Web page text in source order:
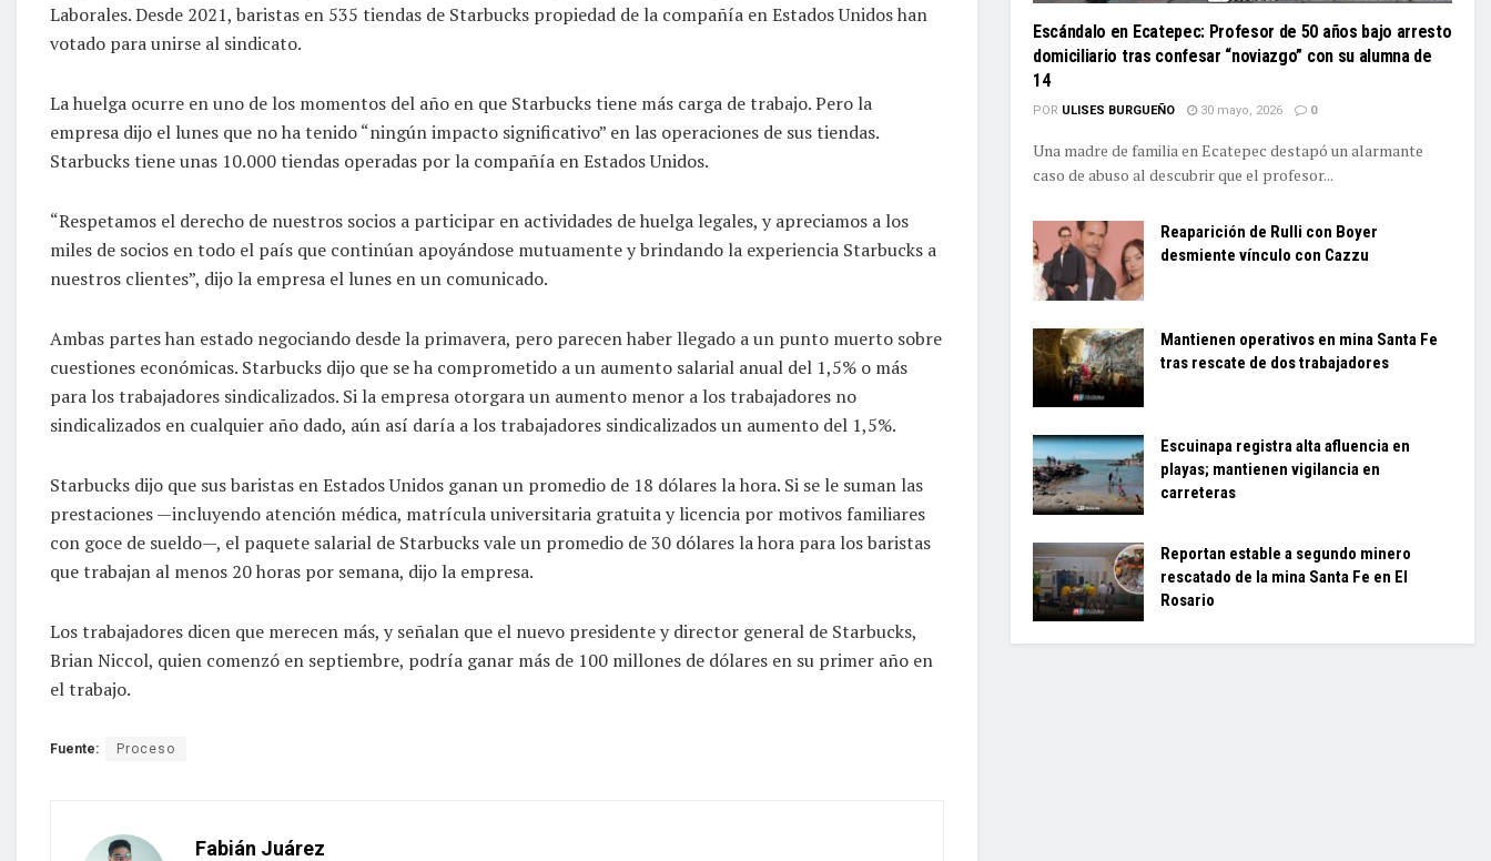
Laborales. Desde 2021, baristas en 535 tiendas de Starbucks propiedad de la compañía en Estados Unidos han
votado para unirse al sindicato.
La huelga ocurre en uno de los momentos del año en que Starbucks tiene más carga de trabajo. Pero la
empresa dijo el lunes que no ha tenido “ningún impacto significativo” en las operaciones de sus tiendas.
Starbucks tiene unas 10.000 tiendas operadas por la compañía en Estados Unidos.
“Respetamos el derecho de nuestros socios a participar en actividades de huelga legales, y apreciamos a los
miles de socios en todo el país que continúan apoyándose mutuamente y brindando la experiencia Starbucks a
nuestros clientes”, dijo la empresa el lunes en un comunicado.
Ambas partes han estado negociando desde la primavera, pero parecen haber llegado a un punto muerto sobre
cuestiones económicas. Starbucks dijo que se ha comprometido a un aumento salarial anual del 1,5% o más
para los trabajadores sindicalizados. Si la empresa otorgara un aumento menor a los trabajadores no
sindicalizados en cualquier año dado, aún así daría a los trabajadores sindicalizados un aumento del 1,5%.
Starbucks dijo que sus baristas en Estados Unidos ganan un promedio de 18 dólares la hora. Si se le suman las
prestaciones —incluyendo atención médica, matrícula universitaria gratuita y licencia por motivos familiares
con goce de sueldo—, el paquete salarial de Starbucks vale un promedio de 30 dólares la hora para los baristas
que trabajan al menos 20 horas por semana, dijo la empresa.
Los trabajadores dicen que merecen más, y señalan que el nuevo presidente y director general de Starbucks,
Brian Niccol, quien comenzó en septiembre, podría ganar más de 100 millones de dólares en su primer año en
el trabajo.
Fuente: Proceso
Fabián Juárez
Escándalo en Ecatepec: Profesor de 50 años bajo arresto
domiciliario tras confesar “noviazgo” con su alumna de
14
POR ULISES BURGUEÑO 30 mayo, 2026 0
Una madre de familia en Ecatepec destapó un alarmante
caso de abuso al descubrir que el profesor...
Reaparición de Rulli con Boyer
desmiente vínculo con Cazzu
Mantienen operativos en mina Santa Fe
tras rescate de dos trabajadores
Escuinapa registra alta afluencia en
playas; mantienen vigilancia en
carreteras
Reportan estable a segundo minero
rescatado de la mina Santa Fe en El
Rosario